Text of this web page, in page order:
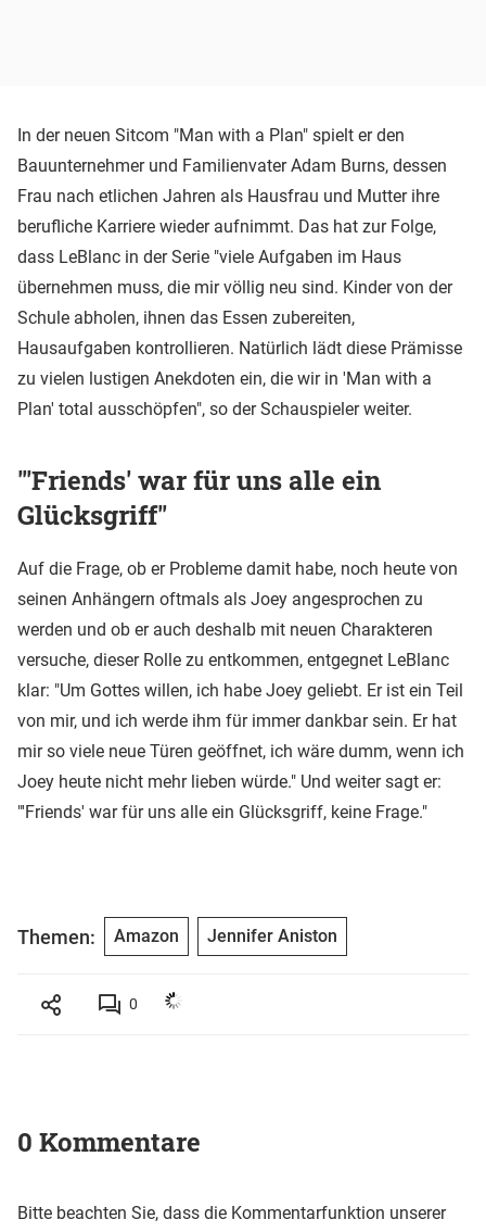
In der neuen Sitcom "Man with a Plan" spielt er den
Bauunternehmer und Familienvater Adam Burns, dessen
Frau nach etlichen Jahren als Hausfrau und Mutter ihre
berufliche Karriere wieder aufnimmt. Das hat zur Folge,
dass LeBlanc in der Serie "viele Aufgaben im Haus
übernehmen muss, die mir völlig neu sind. Kinder von der
Schule abholen, ihnen das Essen zubereiten,
Hausaufgaben kontrollieren. Natürlich lädt diese Prämisse
zu vielen lustigen Anekdoten ein, die wir in 'Man with a
Plan' total ausschöpfen", so der Schauspieler weiter.
"'Friends' war für uns alle ein
Glücksgriff"
Auf die Frage, ob er Probleme damit habe, noch heute von
seinen Anhängern oftmals als Joey angesprochen zu
werden und ob er auch deshalb mit neuen Charakteren
versuche, dieser Rolle zu entkommen, entgegnet LeBlanc
klar: "Um Gottes willen, ich habe Joey geliebt. Er ist ein Teil
von mir, und ich werde ihm für immer dankbar sein. Er hat
mir so viele neue Türen geöffnet, ich wäre dumm, wenn ich
Joey heute nicht mehr lieben würde." Und weiter sagt er:
"'Friends' war für uns alle ein Glücksgriff, keine Frage."
Themen: Amazon Jennifer Aniston
0
0 Kommentare
Bitte beachten Sie, dass die Kommentarfunktion unserer